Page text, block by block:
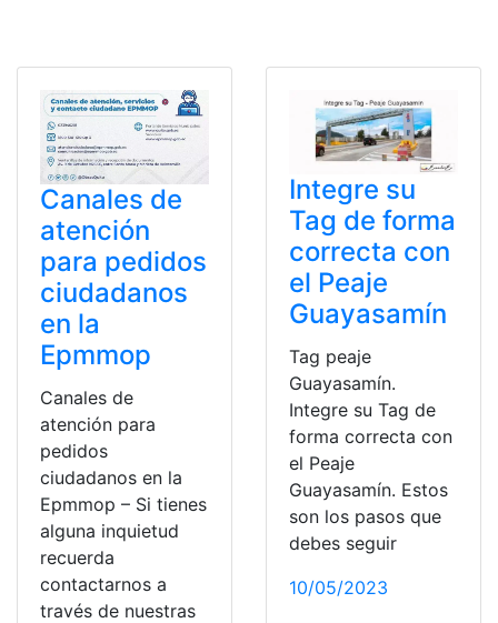
Canales de
atención
para pedidos
ciudadanos
en la
Epmmop
Canales de
atención para
pedidos
ciudadanos en la
Epmmop – Si tienes
alguna inquietud
recuerda
contactarnos a
través de nuestras
Integre su
Tag de forma
correcta con
el Peaje
Guayasamín
Tag peaje
Guayasamín.
Integre su Tag de
forma correcta con
el Peaje
Guayasamín. Estos
son los pasos que
debes seguir
10/05/2023